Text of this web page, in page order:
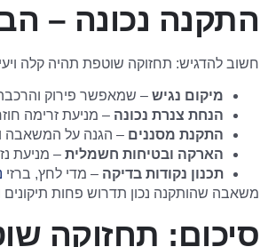
התקנה נכונה –
חשוב להדגיש: תחזוקה שוטפת תהיה קלה
מיקום נגיש – שמאפשר פירוק
הנחת צנרת נכונה – מניעת זרימה
התקנת מסננים – הגנה על המשאבה
הארקה ובטיחות חשמלית – מניעת
תכנון נקודות בדיקה – מדי לחץ, ברזי
משאבה שהותקנה נכון תדרוש פחות תיקונים
סיכום: תחזוקה